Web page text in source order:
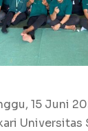
15 Juni
Universitas